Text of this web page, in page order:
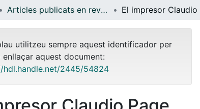
Articles publicats en revistes (Biblioteconomia, Documentació i Comunicació Audiovisual)
utilitzeu sempre aquest identificador per
aquest document:
hdl.handle.net/2445/54824